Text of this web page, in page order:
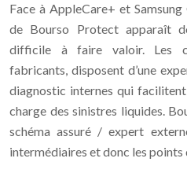
Face à AppleCare+ et
de Bourso Protect apparaît
difficile à faire valoir. Les
fabricants, disposent d’une
diagnostic internes qui
charge des sinistres liquides.
schéma assuré / expert
intermédiaires et donc les